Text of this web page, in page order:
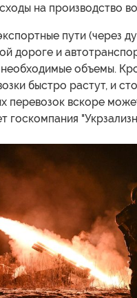
на производство
пути (через
дороге и
объемы.
быстро растут, и
перевозок вскоре
госкомпания